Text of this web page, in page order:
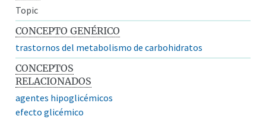
Topic
CONCEPTO GENÉRICO
trastornos del metabolismo de carbohidratos
CONCEPTOS
RELACIONADOS
agentes hipoglicémicos
efecto glicémico